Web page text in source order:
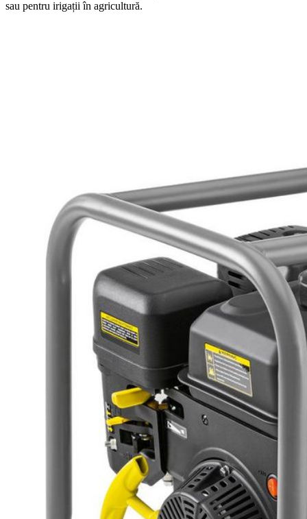
sau pentru irigații în agricultură.